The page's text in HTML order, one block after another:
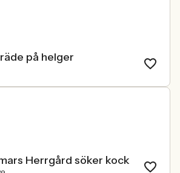
på helger
Herrgård söker kock